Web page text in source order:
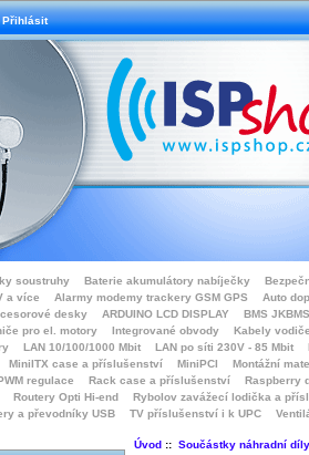
Přihlásit
soustruhy Baterie akumulátory nabíječky
a více
Alarmy modemy trackery GSM GPS
Auto
desky
ARDUINO LCD DISPLAY
BMS
pro el. motory
Integrované obvody
Kabely
LAN 10/100/1000 Mbit LAN po síti 230V - 85 Mbit
MiniITX case a příslušenství MiniPCI
Montážní
regulace Rack case a příslušenství
Raspberry
Routery Opti Hi-end
Rybolov zavážecí lodička a přísl
a převodníky USB
TV příslušenství i k UPC
Úvod:: Součástky náhradní díly